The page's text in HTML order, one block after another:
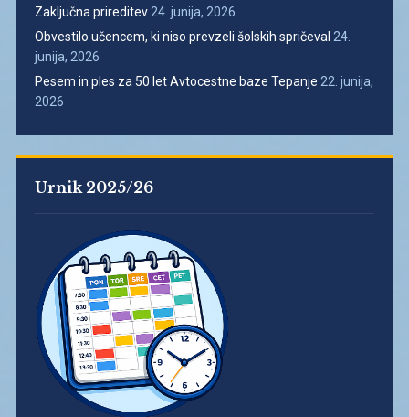
Zaključna prireditev 24. junija, 2026
Obvestilo učencem, ki niso prevzeli šolskih spričeval 24.
junija, 2026
Pesem in ples za 50 let Avtocestne baze Tepanje 22. junija,
2026
Urnik 2025/26